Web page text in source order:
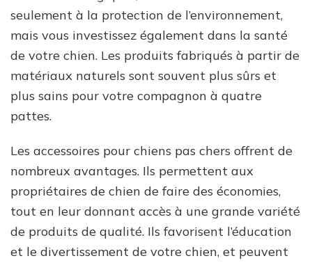
seulement à la protection de l’environnement,
mais vous investissez également dans la santé
de votre chien. Les produits fabriqués à partir de
matériaux naturels sont souvent plus sûrs et
plus sains pour votre compagnon à quatre
pattes.
Les accessoires pour chiens pas chers offrent de
nombreux avantages. Ils permettent aux
propriétaires de chien de faire des économies,
tout en leur donnant accès à une grande variété
de produits de qualité. Ils favorisent l’éducation
et le divertissement de votre chien, et peuvent